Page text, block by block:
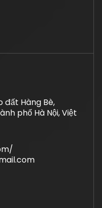
đất Hàng Bè,
phố Hà Nội, Việt